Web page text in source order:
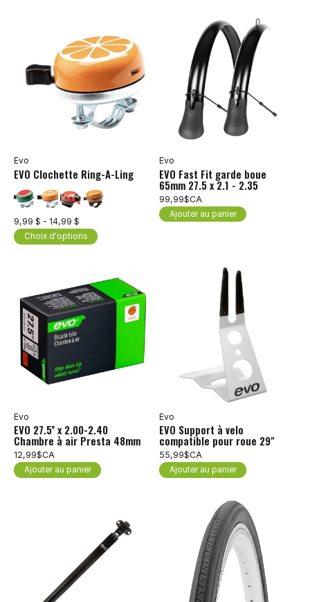
Evo
EVO Clochette Ring-A-Ling
9,99 $ - 14,99 $
Choix d'options
Evo
EVO Fast Fit garde boue
65mm 27.5 x 2.1 - 2.35
99,99$CA
Ajouter au panier
Evo
EVO 27.5'' x 2.00-2.40
Chambre à air Presta 48mm
12,99$CA
Ajouter au panier
Evo
EVO Support à velo
compatible pour roue 29"
55,99$CA
Ajouter au panier